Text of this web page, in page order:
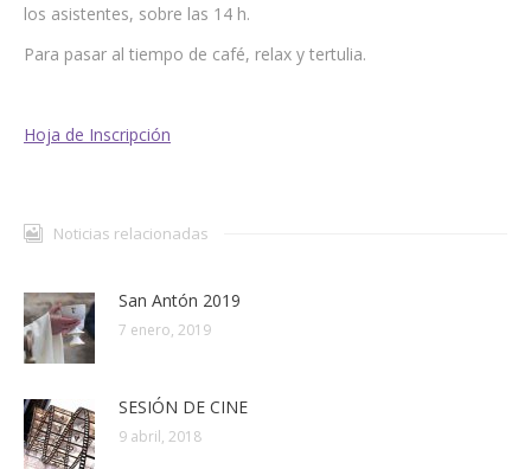
los asistentes, sobre las 14 h.
Para pasar al tiempo de café, relax y tertulia.
Hoja de Inscripción
Noticias relacionadas
San Antón 2019
7 enero, 2019
SESIÓN DE CINE
9 abril, 2018